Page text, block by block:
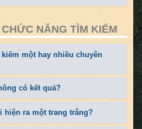
NĂNG TÌM KIẾM
một hay nhiều chuyên
có kết quả?
hiện ra một trang trắng?